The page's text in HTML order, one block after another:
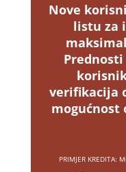
Nove
listu za
verifikacija
mogućnost
PRIMJER